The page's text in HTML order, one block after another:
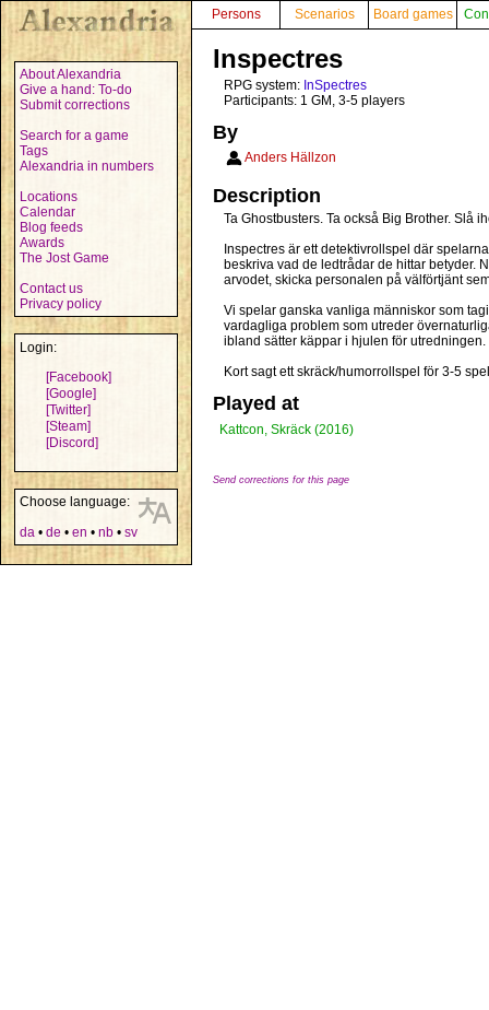
About Alexandria
Give a hand: To-do
Submit corrections
Search for a game
Tags
Alexandria in numbers
Locations
Calendar
Blog feeds
Awards
The Jost Game
Contact us
Privacy policy
Login:
[Facebook]
[Google]
[Twitter]
[Steam]
[Discord]
Choose language:
da • de • en • nb • sv
Persons Scenarios Board games
Inspectres
RPG system: InSpectres
Participants: 1 GM, 3-5 players
By
Anders Hällzon
Description
Ta Ghostbusters. Ta också Big Brother. Slå
Inspectres är ett detektivrollspel där
beskriva vad de ledtrådar de hittar betyder.
arvodet, skicka personalen på välförtjänt
Vi spelar ganska vanliga människor som
vardagliga problem som utreder
ibland sätter käppar i hjulen för utredningen.
Kort sagt ett skräck/humorrollspel för 3-5
Played at
Kattcon, Skräck (2016)
Send corrections for this page